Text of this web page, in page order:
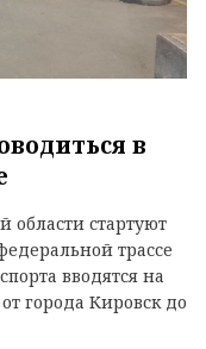
в
области стартуют
трассе
вводятся на
города Кировск до